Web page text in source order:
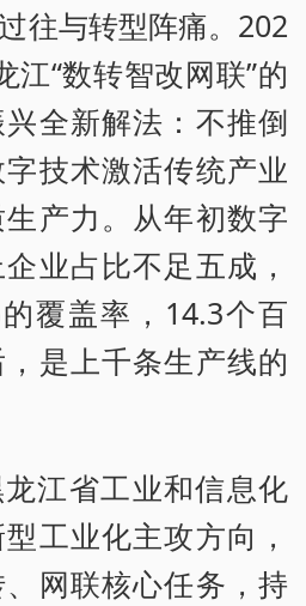
往与转型阵痛。202
江“数转智改网联”的
全新解法：不推倒
技术激活传统产业
产力。从年初数字
业占比不足五成，
覆盖率，14.3个百
是上千条生产线的
江省工业和信息化
工业化主攻方向，
网联核心任务，持